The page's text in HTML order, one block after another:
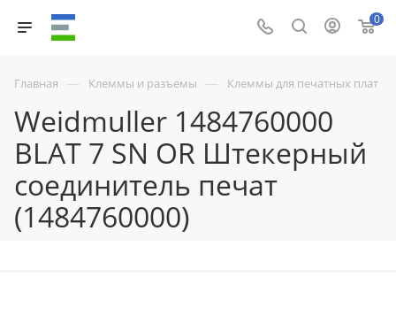
0
Главная — Клеммы и разъемы — Клеммы для печатных плат
Weidmuller 1484760000
BLAT 7 SN OR Штекерный
соединитель печат
(1484760000)